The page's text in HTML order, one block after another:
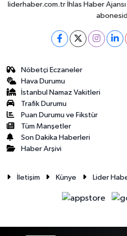
liderhaber.com.tr İhlas Haber
Nöbetçi Eczaneler
Hava Durumu
İstanbul Namaz Vakitleri
Trafik Durumu
Puan Durumu ve Fikstür
Tüm Manşetler
Son Dakika Haberleri
Haber Arşivi
İletişim Künye Lider